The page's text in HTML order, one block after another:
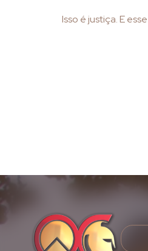
Isso é justiça. E